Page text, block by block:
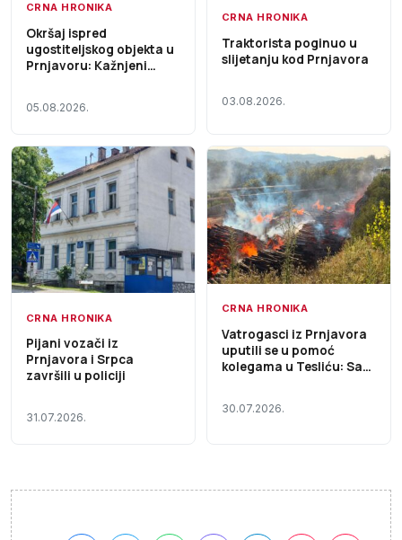
CRNA HRONIKA
Okršaj ispred
ugostiteljskog objekta u
Prnjavoru: Kažnjeni
05.08.2026.
CRNA HRONIKA
Traktorista poginuo u
slijetanju kod Prnjavora
03.08.2026.
CRNA HRONIKA
Pijani vozači iz
Prnjavora i Srpca
završili u policiji
31.07.2026.
CRNA HRONIKA
Vatrogasci iz Prnjavora
uputili se u pomoć
kolegama u Tesliću: Sa
gašenju velikog požara
30.07.2026.